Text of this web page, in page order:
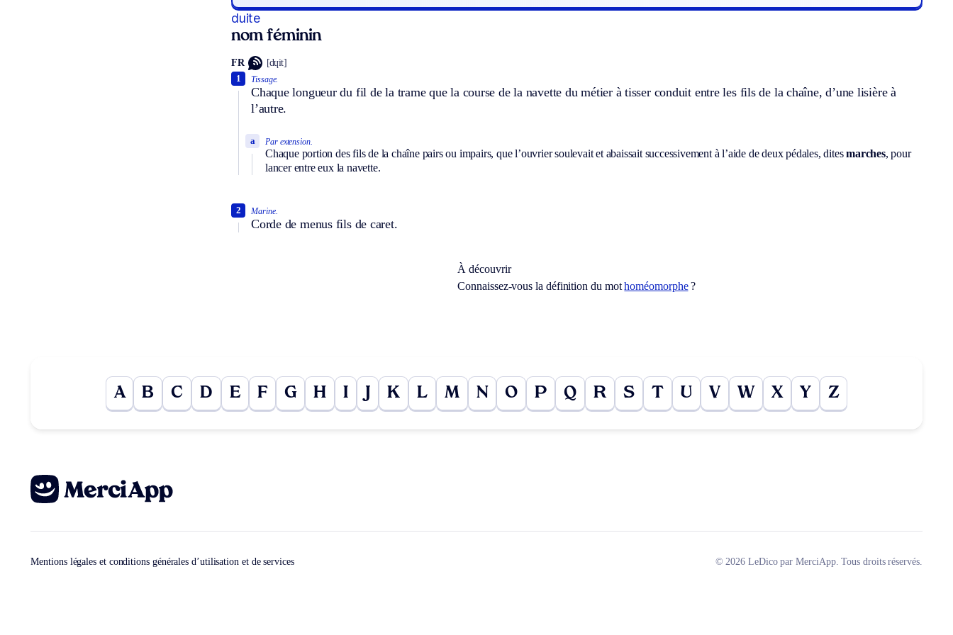
duite
nom féminin
FR [dɥit]
Tissage.
Chaque longueur du fil de la trame que la course de la navette du métier à tisser conduit entre les fils de la chaîne, d’une lisière à
l’autre.
1
Par extension.
Chaque portion des fils de la chaîne pairs ou impairs, que l’ouvrier soulevait et abaissait successivement à l’aide de deux pédales, ditesmarches, pour
lancer entre eux la navette.
a
Marine.
Corde de menus fils de caret.
2
À découvrir
Connaissez-vous la définition du mothoméomorphe?
A B C D E F G H I K L M N O P Q R S T U V W X Y Z
Mentions légales et conditions générales d’utilisation et de services © 2026 LeDico par MerciApp. Tous droits réservés.